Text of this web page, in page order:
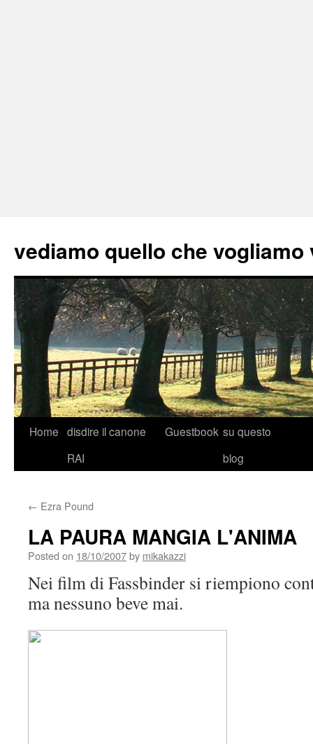
vediamo quello che vogliamo
Skip
Home disdire il canone
RAI
Guestbook su questo
blog
← Ezra Pound
LA PAURA MANGIA L'ANIMA
Posted on 18/10/2007by mikakazzi
Nei film di Fassbinder si riempiono
ma nessuno beve mai.